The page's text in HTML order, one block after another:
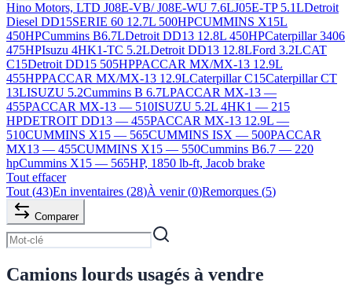
Hino Motors, LTD J08E-VB/ J08E-WU 7.6LJ05E-TP 5.1LDetroit
Diesel DD15SERIE 60 12.7L 500HPCUMMINS X15L
450HPCummins B6.7LDetroit DD13 12.8L 450HPCaterpillar 3406
475HPIsuzu 4HK1-TC 5.2LDetroit DD13 12.8LFord 3.2LCAT
C15Detroit DD15 505HPPACCAR MX/MX-13 12.9L
455HPPACCAR MX/MX-13 12.9LCaterpillar C15Caterpillar CT
13LISUZU 5.2Cummins B 6.7LPACCAR MX-13 —
455PACCAR MX-13 — 510ISUZU 5.2L 4HK1 — 215
HPDETROIT DD13 — 455PACCAR MX-13 12.9L —
510CUMMINS X15 — 565CUMMINS ISX — 500PACCAR
MX13 — 455CUMMINS X15 — 550Cummins B6.7 — 220
hpCummins X15 — 565HP, 1850 lb-ft, Jacob brake
Tout effacer
Tout (43)En inventaires (28)À venir (0)Remorques (5)
Comparer
Camions lourds usagés à vendre